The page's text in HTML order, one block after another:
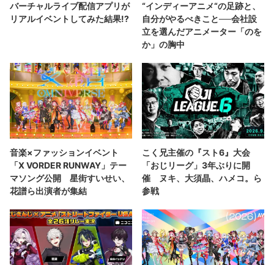
バーチャルライブ配信アプリが
リアルイベントしてみた結果!?
“インディーアニメ“の足跡と、
自分がやるべきこと──会社設
立を選んだアニメーター「のを
か」の胸中
音楽×ファッションイベント
「X VORDER RUNWAY」テー
マソング公開 星街すいせい、
花譜ら出演者が集結
こく兄主催の『スト6』大会
「おじリーグ」3年ぶりに開
催 ヌキ、大須晶、ハメコ。ら
参戦